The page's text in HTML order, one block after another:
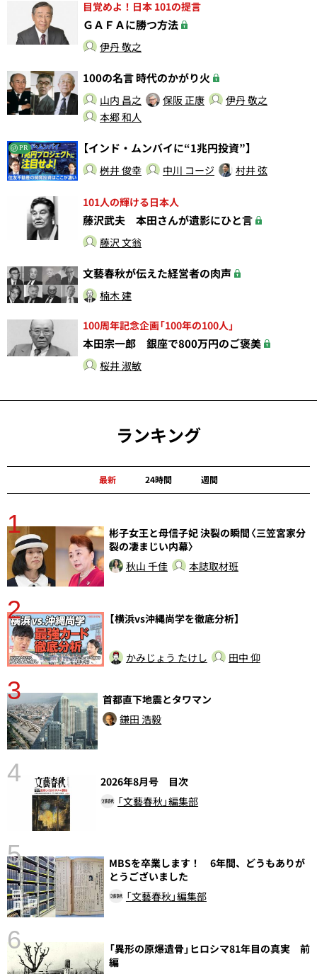
目覚めよ！日本 101の提言
ＧＡＦＡに勝つ方法
伊丹 敬之
100の名言 時代のかがり火
山内 昌之 保阪 正康
伊丹 敬之
本郷 和人
PR 【インド・ムンバイに“1兆円投資”】
桝井 俊幸 中川 コージ 村井 弦
101人の輝ける日本人
藤沢武夫 本田さんが遺影にひと言
藤沢 文翁
文藝春秋が伝えた経営者の肉声
楠木 建
100周年記念企画「100年の100人」
本田宗一郎 銀座で800万円のご褒美
桜井 淑敏
ランキング
最新 24時間 週間
1
彬子女王と母信子妃 決裂の瞬間〈三笠宮家分
裂の凄まじい内幕〉
秋山 千佳
本誌取材班
2 【横浜vs沖縄尚学を徹底分析】
かみじょう たけし 田中 仰
3
首都直下地震とタワマン
鎌田 浩毅
4
2026年8月号 目次
「文藝春秋」編集部
5
MBSを卒業します！ 6年間、どうもありが
とうございました
「文藝春秋」編集部
6
「異形の原爆遺骨」ヒロシマ81年目の真実 前
編